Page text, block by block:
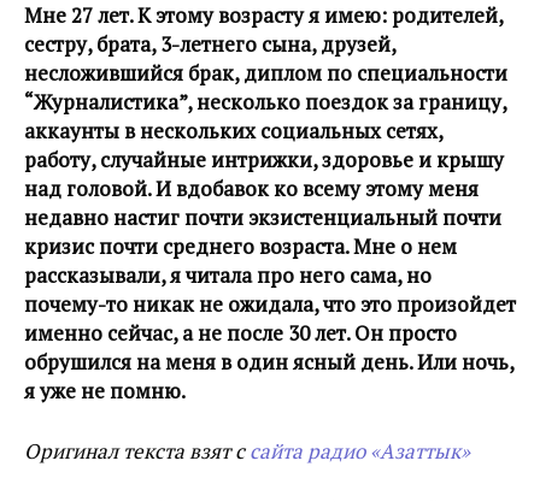
Мне 27 лет. К этому возрасту я имею: родителей,
сестру, брата, 3-летнего сына, друзей,
несложившийся брак, диплом по специальности
“Журналистика”, несколько поездок за границу,
аккаунты в нескольких социальных сетях,
работу, случайные интрижки, здоровье и крышу
над головой. И вдобавок ко всему этому меня
недавно настиг почти экзистенциальный почти
кризис почти среднего возраста.Мне о нем
рассказывали, я читала про него сама, но
почему-то никак не ожидала, что это произойдет
именно сейчас, а не после 30 лет. Он просто
обрушился на меня в один ясный день. Или ночь,
я уже не помню.
Оригинал текста взят ссайта радио «Азаттык»